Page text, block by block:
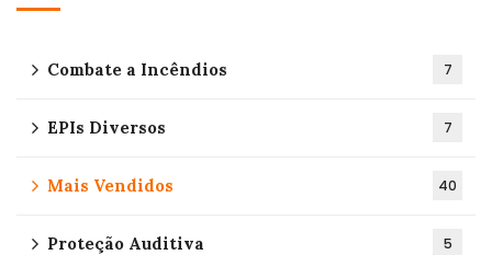
Combate a Incêndios 7
EPIs Diversos 7
Mais Vendidos 40
Proteção Auditiva 5